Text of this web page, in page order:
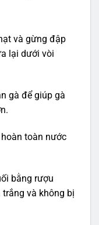
và gừng đập
lại dưới vòi
gà để giúp gà
toàn nước
bằng rượu
và không bị